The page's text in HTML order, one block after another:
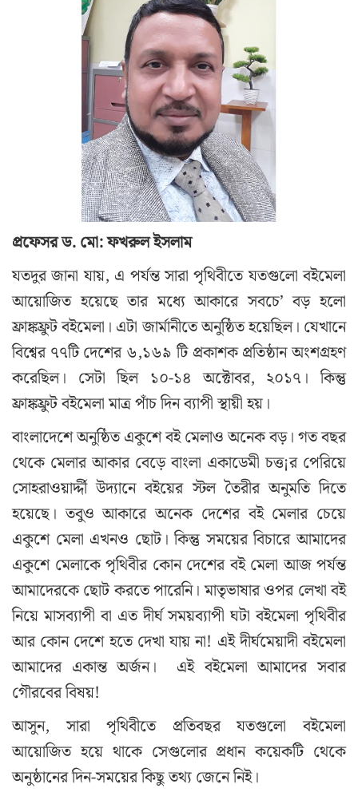
প্রফেসরড.মো:ফখরুলইসলাম
যতদুর জানা যায়, এ পর্যন্ত সারা পৃথিবীতে যতগুলো বইমেলা
আয়োজিত হয়েছে তার মধ্যে আকারে সবচে’ বড় হলো
ফ্রাঙ্কফ্রুট বইমেলা। এটা জার্মানীতে অনুষ্ঠিত হয়েছিল। যেখানে
বিশ্বের ৭৭টি দেশের ৬,১৬৯ টি প্রকাশক প্রতিষ্ঠান অংশগ্রহণ
করেছিল। সেটা ছিল ১০-১৪ অক্টোবর, ২০১৭। কিন্তু
ফ্রাঙ্কফ্রুট বইমেলা মাত্র পাঁচ দিন ব্যাপী স্থায়ী হয়।
বাংলাদেশে অনুষ্ঠিত একুশে বই মেলাও অনেক বড়। গত বছর
থেকে মেলার আকার বেড়ে বাংলা একাডেমী চত্ত¡র পেরিয়ে
সোহরাওয়ার্দ্দী উদ্যানে বইয়ের স্টল তৈরীর অনুমতি দিতে
হয়েছে। তবুও আকারে অনেক দেশের বই মেলার চেয়ে
একুশে মেলা এখনও ছোট। কিন্তু সময়ের বিচারে আমাদের
একুশে মেলাকে পৃথিবীর কোন দেশের বই মেলা আজ পর্যন্ত
আমাদেরকে ছোট করতে পারেনি। মাতৃভাষার ওপর লেখা বই
নিয়ে মাসব্যাপী বা এত দীর্ঘ সময়ব্যাপী ঘটা বইমেলা পৃথিবীর
আর কোন দেশে হতে দেখা যায় না! এই দীর্ঘমেয়াদী বইমেলা
আমাদের একান্ত অর্জন। এই বইমেলা আমাদের সবার
গৌরবের বিষয়!
আসুন, সারা পৃথিবীতে প্রতিবছর যতগুলো বইমেলা
আয়োজিত হয়ে থাকে সেগুলোর প্রধান কয়েকটি থেকে
অনুষ্ঠানের দিন-সময়ের কিছু তথ্য জেনে নিই।